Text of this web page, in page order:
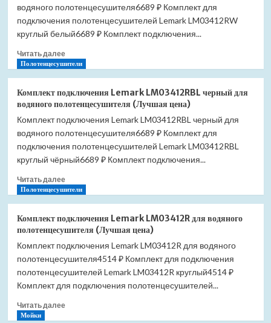
Vario
736569
для
лотка
матовый
цена)
водяного полотенцесушителя6689 ₽ Комплект для
подключения полотенцесушителей Lemark LM03412RW
круглый белый6689 ₽ Комплект подключения...
Читать далееПрочитать
больше
подключения
Lemark
LM03412RW
белый
для
водяного
(Лучшая
цена)
Полотенцесушители
Комплект подключения Lemark LM03412RBL черный для
водяного полотенцесушителя (Лучшая цена)
Комплект подключения Lemark LM03412RBL черный для
водяного полотенцесушителя6689 ₽ Комплект для
подключения полотенцесушителей Lemark LM03412RBL
круглый чёрный6689 ₽ Комплект подключения...
Читать далееПрочитать
больше
подключения
Lemark
LM03412RBL
черный
для
полотенцесушителя
(Лучшая
Полотенцесушители
Комплект подключения Lemark LM03412R для водяного
полотенцесушителя (Лучшая цена)
Комплект подключения Lemark LM03412R для водяного
полотенцесушителя4514 ₽ Комплект для подключения
полотенцесушителей Lemark LM03412R круглый4514 ₽
Комплект для подключения полотенцесушителей...
Читать далееПрочитать
Мойки